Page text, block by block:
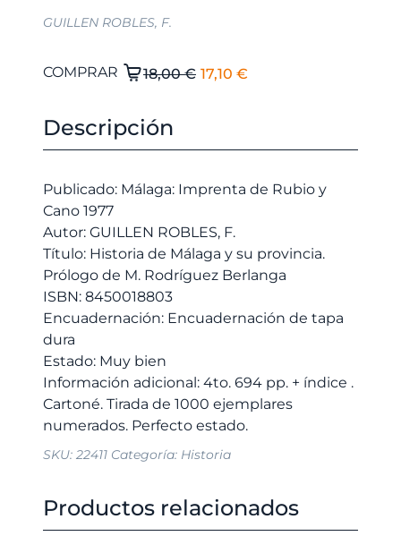
GUILLEN ROBLES, F.
18,00€ El
era:
17,10 €
es:
Historia
y
Prólogo
de
M.
Rodríguez
Berlanga
cantidad
COMPRAR
Descripción
Publicado: Málaga: Imprenta de Rubio y
Cano 1977
Autor: GUILLEN ROBLES, F.
Título: Historia de Málaga y su provincia.
Prólogo de M. Rodríguez Berlanga
ISBN: 8450018803
Encuadernación: Encuadernación de tapa
dura
Estado: Muy bien
Información adicional: 4to. 694 pp. + índice .
Cartoné. Tirada de 1000 ejemplares
SKU: 22411 Categoría: Historia
Productos relacionados